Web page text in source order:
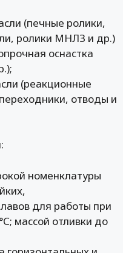
(печные ролики,
ролики МНЛЗ и др.)
оснастка
(реакционные
отводы и
номенклатуры
для работы при
массой отливки до